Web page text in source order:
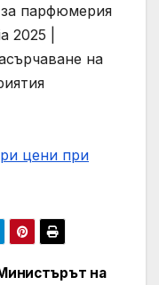
парфюмерия
2025 |
на
цени при
на